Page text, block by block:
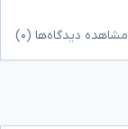
مشاهده دیدگاه‌ها (۰)